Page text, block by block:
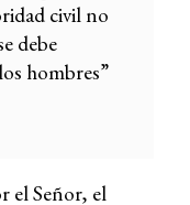
civil no
debe
hombres”
el Señor, el